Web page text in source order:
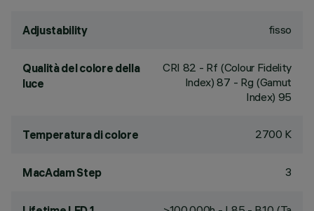
Adjustability fisso
Qualità del colore della
luce
CRI 82 - Rf (Colour Fidelity
Index) 87 - Rg (Gamut
Index) 95
Temperatura di colore 2700 K
MacAdam Step 3